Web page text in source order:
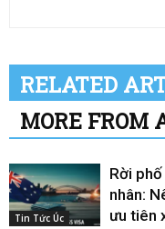
RELATED
MORE FROM
Tin Tức Úc
Rời
nhân:
ưu tiên